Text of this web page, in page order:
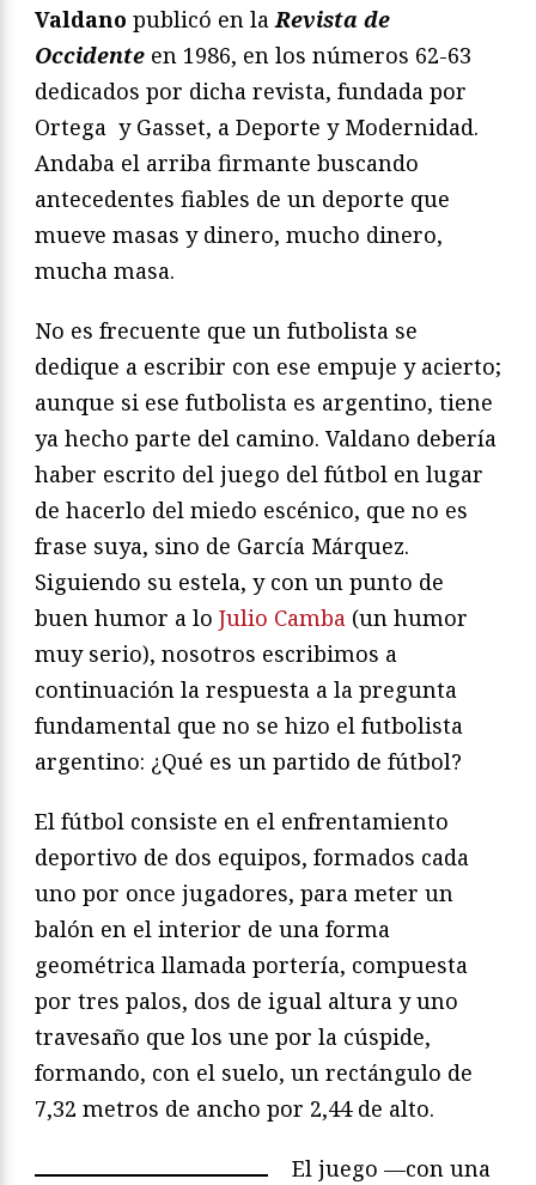
Valdano publicó en laRevista de
Occidente en 1986, en los números 62-63
dedicados por dicha revista, fundada por
Ortega y Gasset, a Deporte y Modernidad.
Andaba el arriba firmante buscando
antecedentes fiables de un deporte que
mueve masas y dinero, mucho dinero,
mucha masa.
No es frecuente que un futbolista se
dedique a escribir con ese empuje y acierto;
aunque si ese futbolista es argentino, tiene
ya hecho parte del camino. Valdano debería
haber escrito del juego del fútbol en lugar
de hacerlo del miedo escénico, que no es
frase suya, sino de García Márquez.
Siguiendo su estela, y con un punto de
buen humor a lo Julio Camba (un humor
muy serio), nosotros escribimos a
continuación la respuesta a la pregunta
fundamental que no se hizo el futbolista
argentino: ¿Qué es un partido de fútbol?
El fútbol consiste en el enfrentamiento
deportivo de dos equipos, formados cada
uno por once jugadores, para meter un
balón en el interior de una forma
geométrica llamada portería, compuesta
por tres palos, dos de igual altura y uno
travesaño que los une por la cúspide,
formando, con el suelo, un rectángulo de
7,32 metros de ancho por 2,44 de alto.
El juego —con una